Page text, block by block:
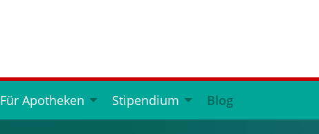
Für Apotheken Stipendium Blog